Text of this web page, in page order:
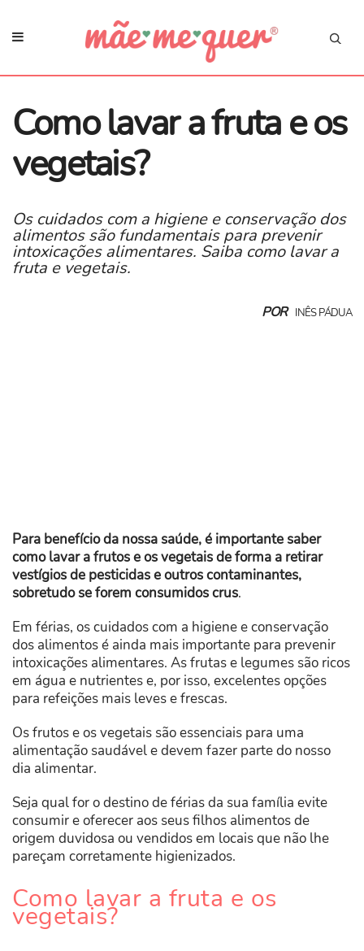
Como lavar a fruta e os
vegetais?
Os cuidados com a higiene e conservação dos
alimentos são fundamentais para prevenir
intoxicações alimentares. Saiba como lavar a
fruta e vegetais.
POR INÊS PÁDUA
Para benefício da nossa saúde, é importante saber
como lavar a frutos e os vegetais de forma a retirar
vestígios de pesticidas e outros contaminantes,
sobretudo se forem consumidos crus.
Em férias, os cuidados com a higiene e conservação
dos alimentos é ainda mais importante para prevenir
intoxicações alimentares. As frutas e legumes são ricos
em água e nutrientes e, por isso, excelentes opções
para refeições mais leves e frescas.
Os frutos e os vegetais são essenciais para uma
alimentação saudável e devem fazer parte do nosso
dia alimentar.
Seja qual for o destino de férias da sua família evite
consumir e oferecer aos seus filhos alimentos de
origem duvidosa ou vendidos em locais que não lhe
pareçam corretamente higienizados.
Como lavar a fruta e os
vegetais?